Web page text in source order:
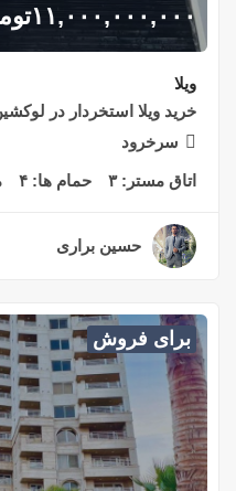
۱۱,۰۰۰,۰۰۰,۰۰۰
ویلا
خرید ویلا استخردار در
سرخرود
اتاق مستر:۳ حمام ها: ۴
حسین براری
برای فروش